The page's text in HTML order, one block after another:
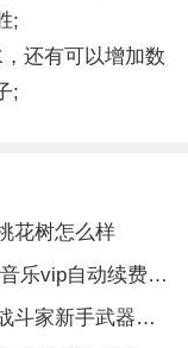
;
还有可以增加数
;
花树怎么样
酷狗音乐如何取消vip自动续费 酷狗音乐vip自动续费取消方法介绍
奇葩战斗家新手武器怎么搭配 奇葩战斗家新手武器的搭配方法